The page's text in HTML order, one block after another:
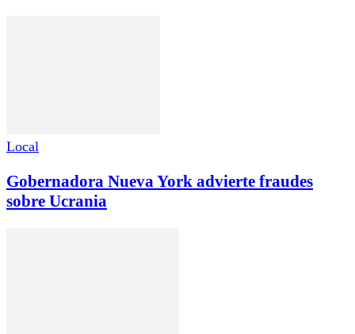
Local
Gobernadora Nueva York advierte fraudes
sobre Ucrania